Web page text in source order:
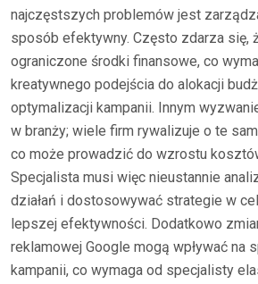
najczęstszych problemów jest
sposób efektywny. Często zdarza się,
ograniczone środki finansowe, co
kreatywnego podejścia do alokacji
optymalizacji kampanii. Innym
w branży; wiele firm rywalizuje o te
co może prowadzić do wzrostu
Specjalista musi więc nieustannie
działań i dostosowywać strategie w
lepszej efektywności. Dodatkowo
reklamowej Google mogą wpływać na
kampanii, co wymaga od specjalisty